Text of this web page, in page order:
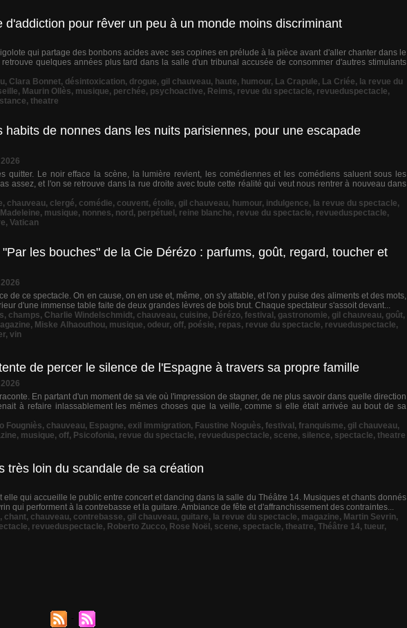
pour rêver un peu à un monde moins discriminant
qui partage des bonbons acides avec ses copines en prélude à la pièce avant d'aller chanter dans le
quelques années plus tard dans la salle d'un tribunal accusée de consommer d'autres stimulants
, Clara Bonnet, désintoxication, drogue, gil chauveau, haute, humour, La Crapule, La Criée, la revue du
, Maurin Ollès, musique, perchée, psychoactive, Reims, revue du spectacle, revueduspectacle,
, theatre
habits de nonnes dans les nuits parisiennes, pour une escapade
Le noir efface la scène, la lumière revient, les comédiennes et les comédiens saluent sous les
assez, et l'on se retrouve dans la rue droite avec toute cette réalité qui veut nous rentrer à nouveau dans
, chauveau, clergé, comédie, couvent, étoile, gil chauveau, humour, indulgence, la revue du spectacle,
, musique, nonnes, nord , perpétuel , reine blanche, revue du spectacle, revueduspectacle,
, Vatican
les bouches" de la Cie Dérézo : parfums, goût, regard, toucher et
de ce spectacle. On en cause, on en use et, même, on s'y attable, et l'on y puise des aliments et des mots,
d'une immense table faite de deux grandes lèvres de bois brut. Chaque spectateur s'assoit devant...
, champs, Charlie Windelschmidt, chauveau, cuisine, Dérézo, festival , gastronomie, gil chauveau, goût,
, Miske Alhaouthou, musique, odeur, off, poésie, repas, revue du spectacle, revueduspectacle,
, vin
de percer le silence de l'Espagne à travers sa propre famille
En partant d'un moment de sa vie où l'impression de stagner, de ne plus savoir dans quelle direction
à refaire inlassablement les mêmes choses que la veille, comme si elle était arrivée au bout de sa
Fougniès, chauveau, Espagne, exil immigration, Faustine Noguès, festival , franquisme, gil chauveau,
, musique, off, Psicofonia, revue du spectacle, revueduspectacle, scene, silence, spectacle, theatre
très loin du scandale de sa création
elle qui accueille le public entre concert et dancing dans la salle du Théâtre 14. Musiques et chants donnés
qui performent à la contrebasse et la guitare. Ambiance de fête et d'affranchissement des contraintes...
, chant, chauveau, contrebasse, gil chauveau, guitare, la revue du spectacle, magazine, Martin Sevrin,
, revueduspectacle, Roberto Zucco, Rose Noël , scene, spectacle, theatre, Théâtre 14, tueur,